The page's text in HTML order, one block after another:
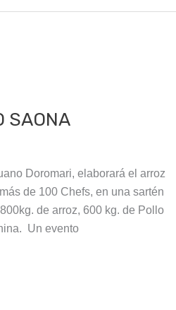
SAONA
Doromari, elaborará el arroz
de 100 Chefs, en una sartén
de arroz, 600 kg. de Pollo
Un evento